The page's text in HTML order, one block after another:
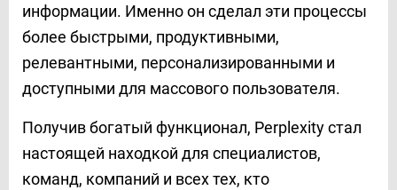
информации. Именно он сделал эти процессы
более быстрыми, продуктивными,
релевантными, персонализированными и
доступными для массового пользователя.
Получив богатый функционал, Perplexity стал
настоящей находкой для специалистов,
команд, компаний и всех тех, кто